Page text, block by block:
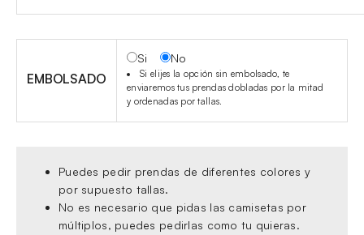
EMBOLSADO
Si No
Si elijes la opción sin embolsado, te
enviaremos tus prendas dobladas por la mitad
y ordenadas por tallas.
Puedes pedir prendas de diferentes colores y
por supuesto tallas.
No es necesario que pidas las camisetas por
múltiplos, puedes pedirlas como tu quieras.